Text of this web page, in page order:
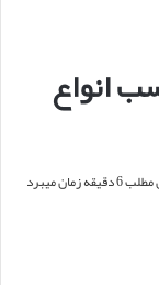
انواع
زمان میبرد